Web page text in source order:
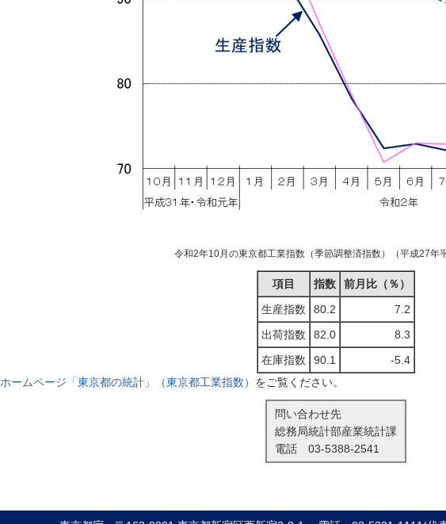
令和2年10月の東京都工業指数（季節調整済指数）（平成27年
項目 指数
前月比（％）
生産指数
80.2
7.2
出荷指数
82.0
8.3
在庫指数
90.1
-5.4
ホームページ「東京都の統計」（東京都工業指数） をご覧ください。
問い合わせ先
総務局統計部産業統計課
電話 03-5388-2541